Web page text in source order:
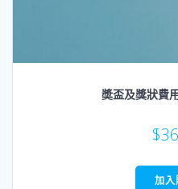
奬盃及獎狀費
$
加入